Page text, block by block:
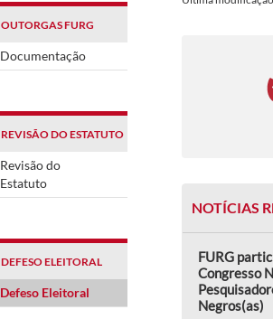
OUTORGAS FURG
Documentação
REVISÃO DO ESTATUTO
Revisão do
Estatuto
DEFESO ELEITORAL
Defeso Eleitoral
NOTÍCIAS
FURG
Congresso
Negros(as)